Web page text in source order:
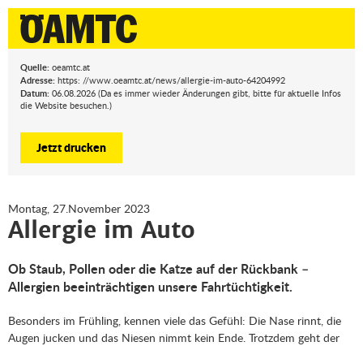
Quelle: oeamtc.at
Adresse: https: //www.oeamtc.at/news/allergie-im-auto-64204992
Datum: 06.08.2026 (Da es immer wieder Änderungen gibt, bitte für aktuelle Infos
die Website besuchen.)
Jetzt drucken
Montag, 27.November 2023
Allergie im Auto
Ob Staub, Pollen oder die Katze auf der Rückbank –
Allergien beeinträchtigen unsere Fahrtüchtigkeit.
Besonders im Frühling, kennen viele das Gefühl: Die Nase rinnt, die
Augen jucken und das Niesen nimmt kein Ende. Trotzdem geht der